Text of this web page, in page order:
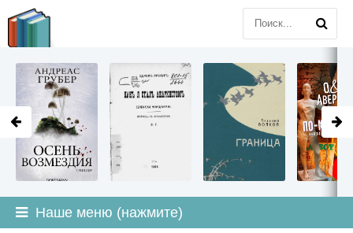
Наше меню (нажмите)
LITMIR.ORG